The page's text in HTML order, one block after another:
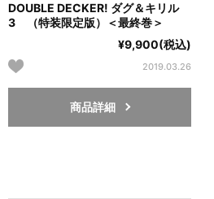
DOUBLE DECKER! ダグ＆キリル
3 （特装限定版）＜最終巻＞
¥9,900(税込)
2019.03.26
商品詳細